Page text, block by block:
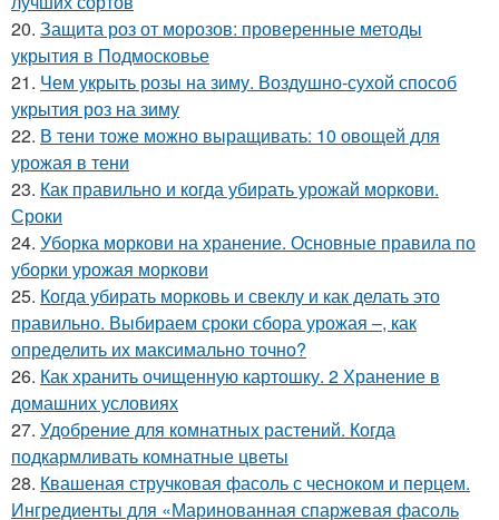
20. Защита роз от морозов: проверенные методы
укрытия в Подмосковье
21. Чем укрыть розы на зиму. Воздушно-сухой способ
укрытия роз на зиму
22. В тени тоже можно выращивать: 10 овощей для
урожая в тени
23. Как правильно и когда убирать урожай моркови.
Сроки
24. Уборка моркови на хранение. Основные правила по
уборки урожая моркови
25. Когда убирать морковь и свеклу и как делать это
правильно. Выбираем сроки сбора урожая –, как
определить их максимально точно?
26. Как хранить очищенную картошку. 2 Хранение в
домашних условиях
27. Удобрение для комнатных растений. Когда
подкармливать комнатные цветы
28. Квашеная стручковая фасоль с чесноком и перцем.
Ингредиенты для «Маринованная спаржевая фасоль